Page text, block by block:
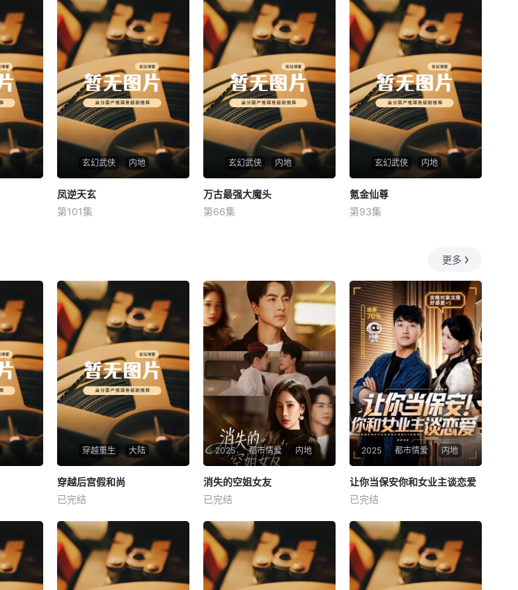
玄幻武侠 内地
凤逆天玄
未知
凤逆天玄
第101集
玄幻武侠 内地
万古最强大魔头
未知
万古最强大魔头
第66集
玄幻武侠 内地
氪金仙尊
未知
氪金仙尊
第93集
更多
穿越重生 大陆
穿越后宫假和尚
未知
穿越后宫假和尚
已完结
2025 都市情爱 内地
消失的空姐女友
未知
消失的空姐女友
已完结
2025 都市情爱 内地
未知
让你当保安你和女业主谈恋爱
已完结